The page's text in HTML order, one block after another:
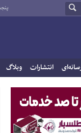
انتشارات وبلاگ